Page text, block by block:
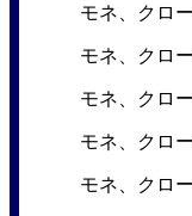
モネ、クロ
モネ、クロ
モネ、クロ
モネ、クロ
モネ、クロ